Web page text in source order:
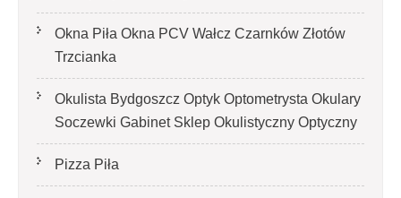
Okna Piła Okna PCV Wałcz Czarnków Złotów
Trzcianka
Okulista Bydgoszcz Optyk Optometrysta Okulary
Soczewki Gabinet Sklep Okulistyczny Optyczny
Pizza Piła